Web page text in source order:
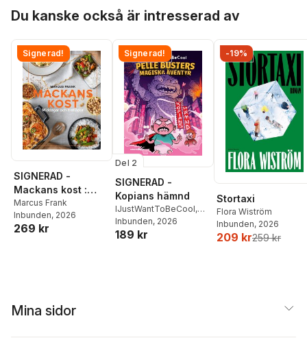
Du kanske också är intresserad av
Signerad!
SIGNERAD -
Mackans kost :
Middagar och
matlådor
Marcus Frank
Inbunden, 2026
269 kr
Signerad!
Del 2
SIGNERAD -
Kopians hämnd
IJustWantToBeCool,
Joel Adolphson
Ejdemo Beer
Inbunden, 2026
189 kr
-19%
Stortaxi
Flora Wiström
Inbunden, 2026
209 kr259 kr
Mina sidor